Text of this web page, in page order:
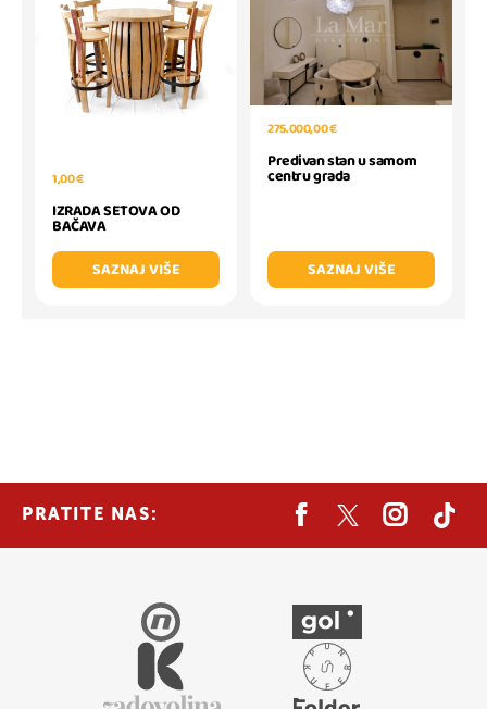
1,00 €
IZRADA SETOVA OD
BAČAVA
SAZNAJ VIŠE
275.000,00 €
Predivan stan u samom
centru grada
SAZNAJ VIŠE
PRATITE NAS: